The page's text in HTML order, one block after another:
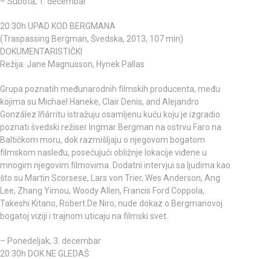
20:30h UPAD KOD BERGMANA
(Traspassing Bergman, Švedska, 2013, 107 min)
DOKUMENTARISTIČKI
Režija: Jane Magnusson, Hynek Pallas
Grupa poznatih međunarodnih filmskih producenta, među
kojima su Michael Haneke, Clair Denis, and Alejandro
González Iñárritu istražuju osamljenu kuću koju je izgradio
poznati švedski režiser Ingmar Bergman na ostrvu Faro na
Baltičkom moru, dok razmišljaju o njegovom bogatom
filmskom nasleđu, posećujući obližnje lokacije viđene u
mnogim njegovim filmovima. Dodatni intervjui sa ljudima kao
što su Martin Scorsese, Lars von Trier, Wes Anderson, Ang
Lee, Zhang Yimou, Woody Allen, Francis Ford Coppola,
Takeshi Kitano, Robert De Niro, nude dokaz o Bergmanovoj
bogatoj viziji i trajnom uticaju na filmski svet.
– Ponedeljak, 3. decembar
20:30h DOK NE GLEDAŠ